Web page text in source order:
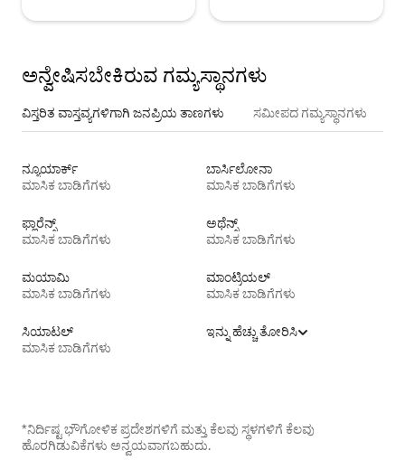
ಅನ್ವೇಷಿಸಬೇಕಿರುವ ಗಮ್ಯಸ್ಥಾನಗಳು
ವಿಸ್ತರಿತ ವಾಸ್ತವ್ಯಗಳಿಗಾಗಿ ಜನಪ್ರಿಯ ತಾಣಗಳು ಸಮೀಪದ ಗಮ್ಯಸ್ಥಾನಗಳು
ನ್ಯೂಯಾರ್ಕ್
ಮಾಸಿಕ ಬಾಡಿಗೆಗಳು
ಬಾರ್ಸಿಲೋನಾ
ಮಾಸಿಕ ಬಾಡಿಗೆಗಳು
ಫ್ಲಾರೆನ್ಸ್
ಮಾಸಿಕ ಬಾಡಿಗೆಗಳು
ಅಥೆನ್ಸ್
ಮಾಸಿಕ ಬಾಡಿಗೆಗಳು
ಮಯಾಮಿ
ಮಾಸಿಕ ಬಾಡಿಗೆಗಳು
ಮಾಂಟ್ರಿಯಲ್
ಮಾಸಿಕ ಬಾಡಿಗೆಗಳು
ಸಿಯಾಟಲ್
ಮಾಸಿಕ ಬಾಡಿಗೆಗಳು
ಇನ್ನು ಹೆಚ್ಚು ತೋರಿಸಿ
*ನಿರ್ದಿಷ್ಟ ಭೌಗೋಳಿಕ ಪ್ರದೇಶಗಳಿಗೆ ಮತ್ತು ಕೆಲವು ಸ್ಥಳಗಳಿಗೆ ಕೆಲವು
ಹೊರಗಿಡುವಿಕೆಗಳು ಅನ್ವಯವಾಗಬಹುದು.